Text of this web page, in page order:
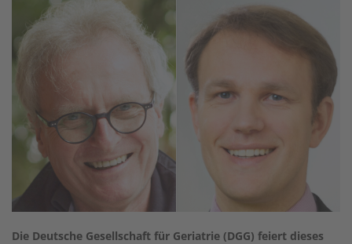
Die Deutsche Gesellschaft für Geriatrie (DGG) feiert dieses